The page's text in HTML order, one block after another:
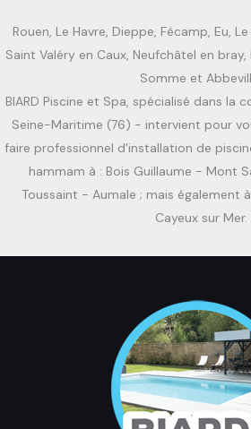
Rouen, Le Havre, Dieppe, Fécamp, Eu,
Saint Valéry en Caux, Neufchâtel en
Somme et
BIARD Piscine et Spa, spécialisé dans la
Seine-Maritime (76) - intervient pour
faire professionnel d'installation de
hammam à : Bois Guillaume - Mont
Toussaint - Aumale ; mais également
Cayeux sur Mer.